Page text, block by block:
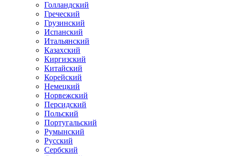
Голландский
Греческий
Грузинский
Испанский
Итальянский
Казахский
Киргизский
Китайский
Корейский
Немецкий
Норвежский
Персидский
Польский
Португальский
Румынский
Русский
Сербский